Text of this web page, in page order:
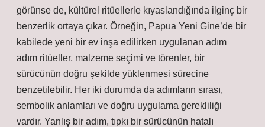
görünse de, kültürel ritüellerle kıyaslandığında ilginç bir
benzerlik ortaya çıkar. Örneğin, Papua Yeni Gine’de bir
kabilede yeni bir ev inşa edilirken uygulanan adım
adım ritüeller, malzeme seçimi ve törenler, bir
sürücünün doğru şekilde yüklenmesi sürecine
benzetilebilir. Her iki durumda da adımların sırası,
sembolik anlamları ve doğru uygulama gerekliliği
vardır. Yanlış bir adım, tıpkı bir sürücünün hatalı